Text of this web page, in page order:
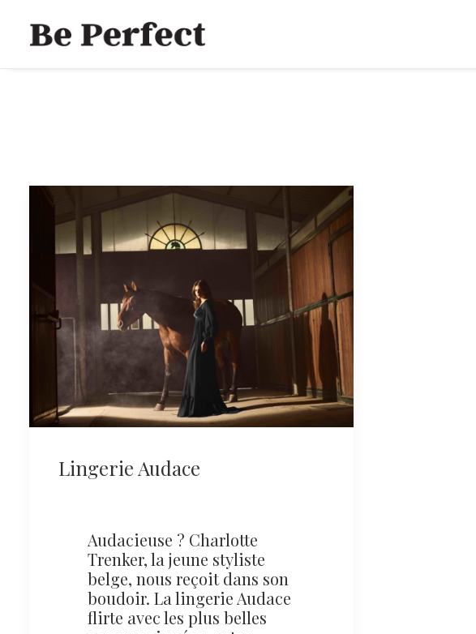
Lingerie Audace
Audacieuse ? Charlotte
Trenker, la jeune styliste
belge, nous reçoit dans son
boudoir. La lingerie Audace
flirte avec les plus belles